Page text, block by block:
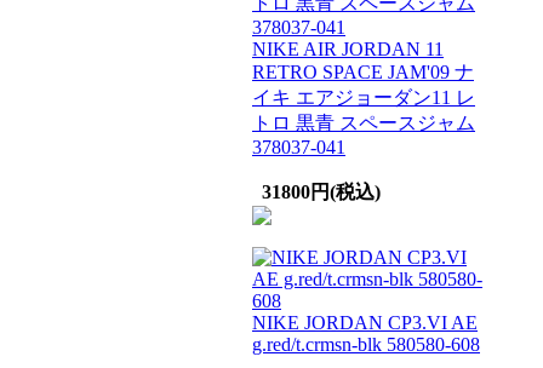
NIKE AIR JORDAN 11
RETRO SPACE JAM'09 ナ
イキ エアジョーダン11 レ
トロ 黒青 スペースジャム
378037-041
31800円(税込)
NIKE JORDAN CP3.VI AE
g.red/t.crmsn-blk 580580-608